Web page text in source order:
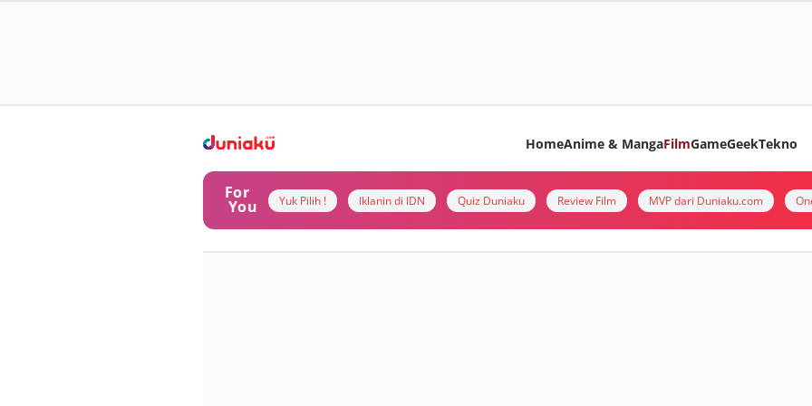
HomeAnime & MangaFilmGameGeekTekno
For
You Yuk Pilih ! Iklanin di IDN Quiz Duniaku Review Film MVP dari Duniaku.com